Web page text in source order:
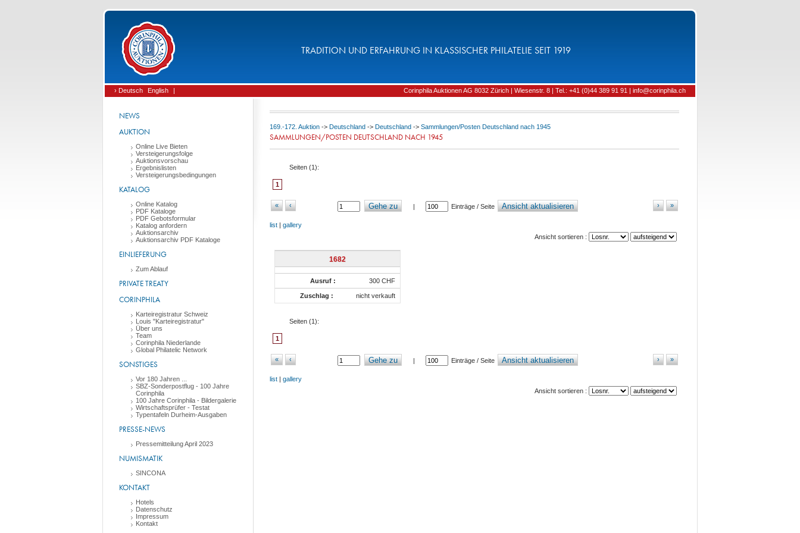
TRADITION UND ERFAHRUNG IN KLASSISCHER PHILATELIE SEIT 1919
› Deutsch English | Corinphila Auktionen AG 8032 Zürich | Wiesenstr. 8 | Tel.: +41 (0)44 389 91 91 | info@corinphila.ch
NEWS
AUKTION
Online Live Bieten
Versteigerungsfolge
Auktionsvorschau
Ergebnislisten
Versteigerungsbedingungen
KATALOG
Online Katalog
PDF Kataloge
PDF Gebotsformular
Katalog anfordern
Auktionsarchiv
Auktionsarchiv PDF Kataloge
EINLIEFERUNG
Zum Ablauf
PRIVATE TREATY
CORINPHILA
Karteiregistratur Schweiz
Louis "Karteiregistratur"
Über uns
Team
Corinphila Niederlande
Global Philatelic Network
SONSTIGES
Vor 180 Jahren ...
SBZ-Sonderpostflug - 100 Jahre
Corinphila
100 Jahre Corinphila - Bildergalerie
Wirtschaftsprüfer - Testat
Typentafeln Durheim-Ausgaben
PRESSE-NEWS
Pressemitteilung April 2023
NUMISMATIK
SINCONA
KONTAKT
Hotels
Datenschutz
Impressum
Kontakt
169.-172. Auktion -> Deutschland -> Deutschland -> Sammlungen/Posten Deutschland nach 1945
SAMMLUNGEN/POSTEN DEUTSCHLAND NACH 1945
Seiten (1):
1
« ‹ Gehe zu | Einträge / Seite Ansicht aktualisieren »
›
list | gallery
Ansicht sortieren :
1682
Ausruf : 300 CHF
Zuschlag : nicht verkauft
Seiten (1):
1
« ‹ Gehe zu | Einträge / Seite Ansicht aktualisieren »
›
list | gallery
Ansicht sortieren :